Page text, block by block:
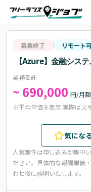
募集終了 リモート
【Azure】金融シス
業務委託
~ 690,000 円/月額
※平均単価を表示 実際はス
気にな
人気案件は申し込みが集中
ださい。 具体的な報酬単価
わせ後に説明いたします。